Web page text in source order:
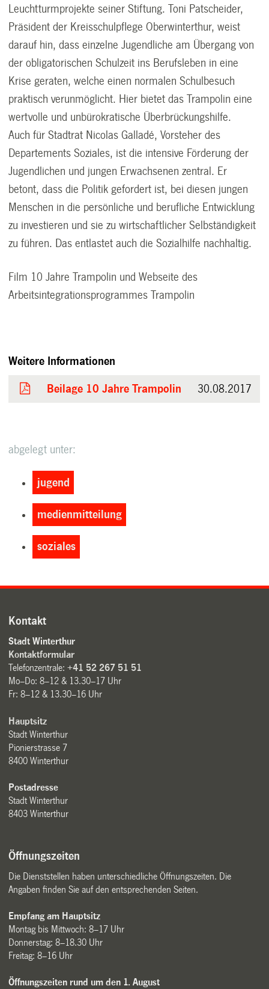
Leuchtturmprojekte seiner Stiftung. Toni Patscheider,
Präsident der Kreisschulpflege Oberwinterthur, weist
darauf hin, dass einzelne Jugendliche am Übergang von
der obligatorischen Schulzeit ins Berufsleben in eine
Krise geraten, welche einen normalen Schulbesuch
praktisch verunmöglicht. Hier bietet das Trampolin eine
wertvolle und unbürokratische Überbrückungshilfe.
Auch für Stadtrat Nicolas Galladé, Vorsteher des
Departements Soziales, ist die intensive Förderung der
Jugendlichen und jungen Erwachsenen zentral. Er
betont, dass die Politik gefordert ist, bei diesen jungen
Menschen in die persönliche und berufliche Entwicklung
zu investieren und sie zu wirtschaftlicher Selbständigkeit
zu führen. Das entlastet auch die Sozialhilfe nachhaltig.
Film 10 Jahre Trampolin und Webseite des
Arbeitsintegrationsprogrammes Trampolin
Weitere Informationen
Beilage 10 Jahre Trampolin 30.08.2017
abgelegt unter:
jugend
medienmitteilung
soziales
Kontakt
Stadt Winterthur
Kontaktformular
Telefonzentrale:+41 52 267 51 51
Mo–Do: 8–12 & 13.30–17 Uhr
Fr: 8–12 & 13.30–16 Uhr
Hauptsitz
Stadt Winterthur
Pionierstrasse 7
8400 Winterthur
Postadresse
Stadt Winterthur
8403 Winterthur
Öffnungszeiten
Die Dienststellen haben unterschiedliche Öffnungszeiten. Die
Angaben finden Sie auf den entsprechenden Seiten.
Empfang am Hauptsitz
Montag bis Mittwoch: 8–17 Uhr
Donnerstag: 8–18.30 Uhr
Freitag: 8–16 Uhr
Öffnungszeiten rund um den 1. August